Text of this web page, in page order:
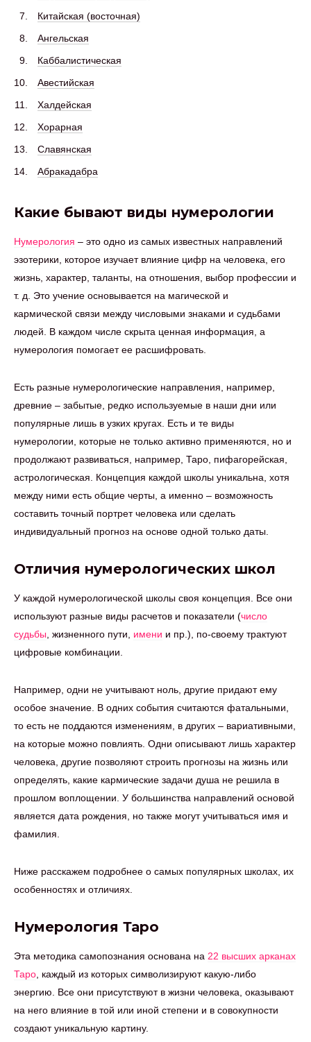
Китайская (восточная)
Ангельская
Каббалистическая
Авестийская
Халдейская
Хорарная
Славянская
Абракадабра
Какие бывают виды нумерологии
Нумерология – это одно из самых известных направлений
эзотерики, которое изучает влияние цифр на человека, его
жизнь, характер, таланты, на отношения, выбор профессии и
т. д. Это учение основывается на магической и
кармической связи между числовыми знаками и судьбами
людей. В каждом числе скрыта ценная информация, а
нумерология помогает ее расшифровать.
Есть разные нумерологические направления, например,
древние – забытые, редко используемые в наши дни или
популярные лишь в узких кругах. Есть и те виды
нумерологии, которые не только активно применяются, но и
продолжают развиваться, например, Таро, пифагорейская,
астрологическая. Концепция каждой школы уникальна, хотя
между ними есть общие черты, а именно – возможность
составить точный портрет человека или сделать
индивидуальный прогноз на основе одной только даты.
Отличия нумерологических школ
У каждой нумерологической школы своя концепция. Все они
используют разные виды расчетов и показатели (число
судьбы , жизненного пути, имени и пр.), по-своему трактуют
цифровые комбинации.
Например, одни не учитывают ноль, другие придают ему
особое значение. В одних события считаются фатальными,
то есть не поддаются изменениям, в других – вариативными,
на которые можно повлиять. Одни описывают лишь характер
человека, другие позволяют строить прогнозы на жизнь или
определять, какие кармические задачи душа не решила в
прошлом воплощении. У большинства направлений основой
является дата рождения, но также могут учитываться имя и
фамилия.
Ниже расскажем подробнее о самых популярных школах, их
особенностях и отличиях.
Нумерология Таро
Эта методика самопознания основана на 22 высших арканах
Таро , каждый из которых символизируют какую-либо
энергию. Все они присутствуют в жизни человека, оказывают
на него влияние в той или иной степени и в совокупности
создают уникальную картину.